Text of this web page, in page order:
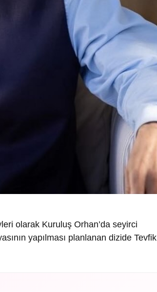
olarak Kuruluş Orhan’da seyirci
yapılması planlanan dizide Tevfik